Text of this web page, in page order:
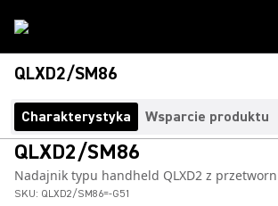
QLXD2/SM86
Charakterystyka Wsparcie produktu
QLXD2/SM86
Nadajnik typu handheld QLXD2 z
SKU: QLXD2/SM86=-G51